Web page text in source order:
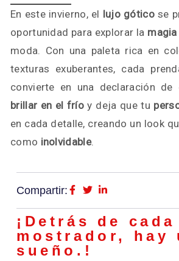
En este invierno, el lujo góticose
oportunidad para explorar la magia
moda. Con una paleta rica en
texturas exuberantes, cada
convierte en una declaración de
brillar en el fríoy deja que tu
en cada detalle, creando un look
como inolvidable.
Compartir:
¡Detrás de cada
mostrador, hay
sueño.!